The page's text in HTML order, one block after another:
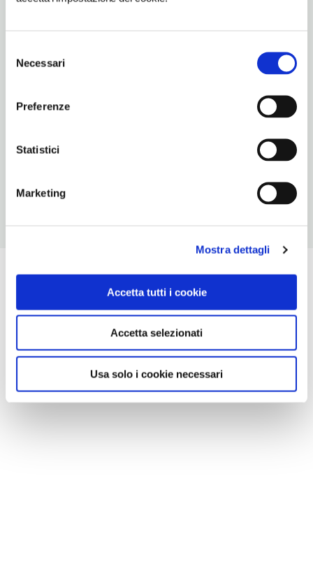
delNecessari
Preferenze
Statistici
Marketing
Mostra dettagli
Accetta tutti i cookie
Accetta selezionati
Usa solo i cookie necessari
TIPO DI CUCINA
NUMERO COPERTI
ORARI DI APERTURA